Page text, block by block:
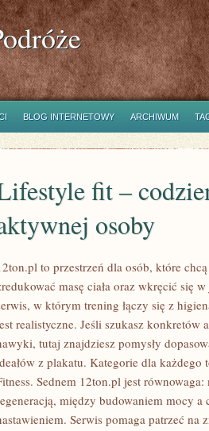
BLOG INTERNETOWY ARCHIWUM
fit –
osoby
to przestrzeń dla osób, które
masę ciała oraz wkręcić się
w którym trening łączy się z
realistyczne. Jeśli szukasz konkretów
tutaj znajdziesz pomysły
z plakatu. Kategorie dla
Sednem 12ton.pl jest
między budowaniem mocy a
Serwis pomaga patrzeć